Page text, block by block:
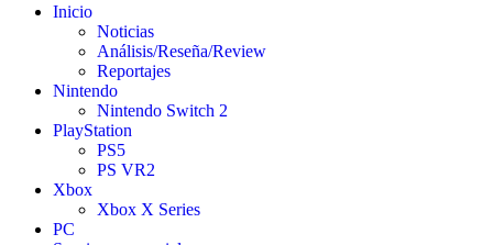
Inicio
Noticias
Análisis/Reseña/Review
Reportajes
Nintendo
Nintendo Switch 2
PlayStation
PS5
PS VR2
Xbox
Xbox X Series
PC